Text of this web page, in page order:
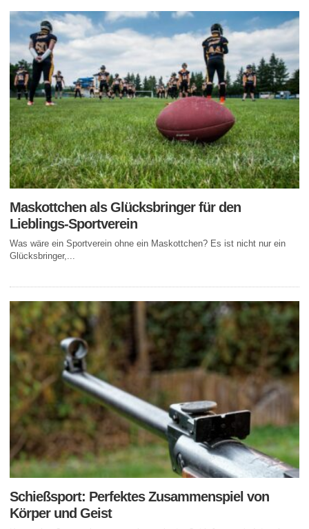
Maskottchen als Glücksbringer für den
Lieblings-Sportverein
Was wäre ein Sportverein ohne ein Maskottchen? Es ist nicht nur ein
Glücksbringer,...
Schießsport: Perfektes Zusammenspiel von
Körper und Geist